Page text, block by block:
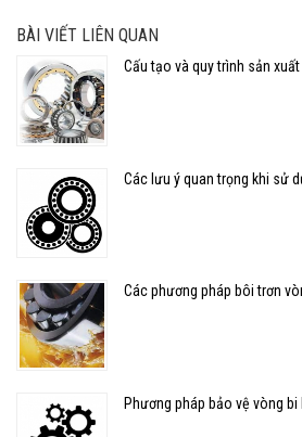
BÀI VIẾT LIÊN QUAN
Cấu tạo và quy trình sản
Các lưu ý quan trọng khi sử
Các phương pháp bôi trơn
Phương pháp bảo vệ vòng bi